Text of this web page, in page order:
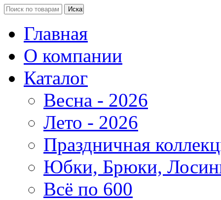
Главная
О компании
Каталог
Весна - 2026
Лето - 2026
Праздничная
Юбки, Брюки,
Всё по 600